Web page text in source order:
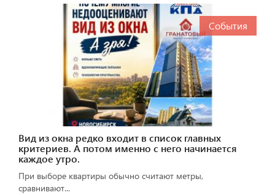
События
Вид из окна редко входит в список главных
критериев. А потом именно с него начинается
каждое утро.
При выборе квартиры обычно считают метры,
сравнивают...